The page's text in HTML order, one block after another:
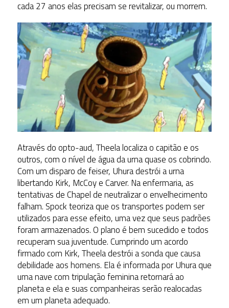
cada 27 anos elas precisam se revitalizar, ou morrem.
Através do opto-aud, Theela localiza o capitão e os
outros, com o nível de água da urna quase os cobrindo.
Com um disparo de feiser, Uhura destrói a urna
libertando Kirk, McCoy e Carver. Na enfermaria, as
tentativas de Chapel de neutralizar o envelhecimento
falham. Spock teoriza que os transportes podem ser
utilizados para esse efeito, uma vez que seus padrões
foram armazenados. O plano é bem sucedido e todos
recuperam sua juventude. Cumprindo um acordo
firmado com Kirk, Theela destrói a sonda que causa
debilidade aos homens. Ela é informada por Uhura que
uma nave com tripulação feminina retornará ao
planeta e ela e suas companheiras serão realocadas
em um planeta adequado.